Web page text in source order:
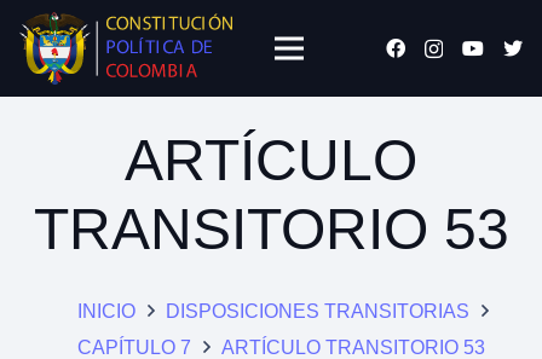
ARTÍCULO
TRANSITORIO 53
INICIO
DISPOSICIONES TRANSITORIAS
CAPÍTULO 7
ARTÍCULO TRANSITORIO 53